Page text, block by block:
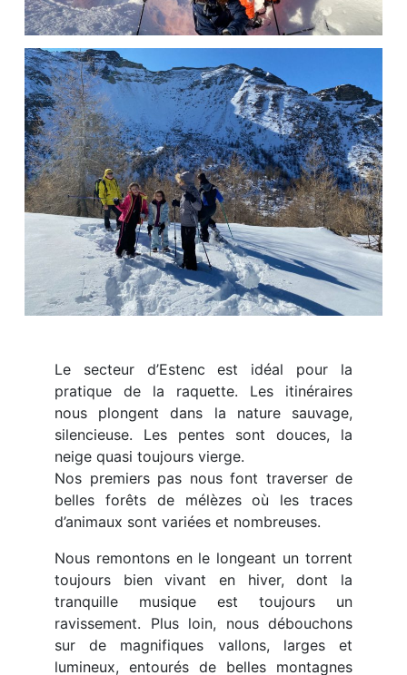
Le secteur d’Estenc est idéal pour la
pratique de la raquette. Les itinéraires
nous plongent dans la nature sauvage,
silencieuse. Les pentes sont douces, la
neige quasi toujours vierge.
Nos premiers pas nous font traverser de
belles forêts de mélèzes où les traces
d’animaux sont variées et nombreuses.
Nous remontons en le longeant un torrent
toujours bien vivant en hiver, dont la
tranquille musique est toujours un
ravissement. Plus loin, nous débouchons
sur de magnifiques vallons, larges et
lumineux, entourés de belles montagnes